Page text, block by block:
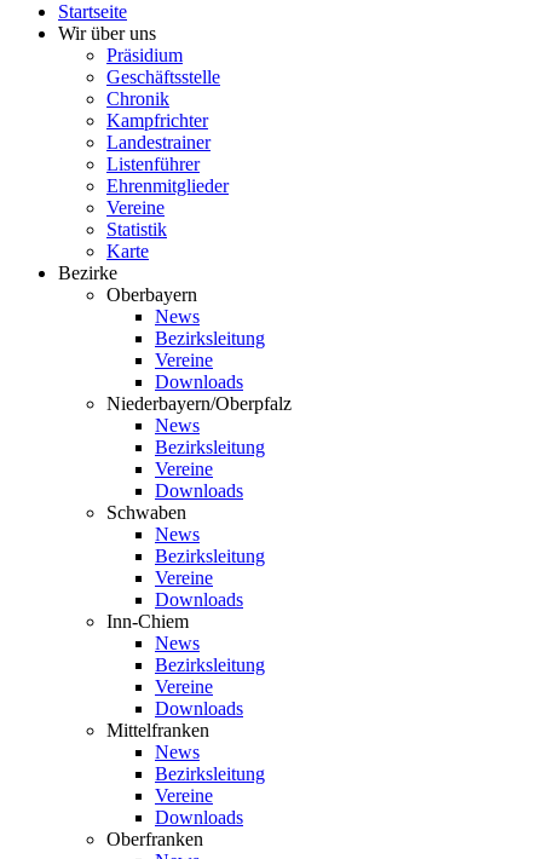
Startseite
Wir über uns
Präsidium
Geschäftsstelle
Chronik
Kampfrichter
Landestrainer
Listenführer
Ehrenmitglieder
Vereine
Statistik
Karte
Bezirke
Oberbayern
News
Bezirksleitung
Vereine
Downloads
Niederbayern/Oberpfalz
News
Bezirksleitung
Vereine
Downloads
Schwaben
News
Bezirksleitung
Vereine
Downloads
Inn-Chiem
News
Bezirksleitung
Vereine
Downloads
Mittelfranken
News
Bezirksleitung
Vereine
Downloads
Oberfranken